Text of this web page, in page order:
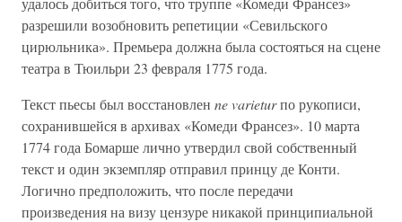
разрешили возобновить репетиции «Севильского
цирюльника». Премьера должна была состояться на сцене
театра в Тюильри 23 февраля 1775 года.
Текст пьесы был восстановлен ne varieturпо рукописи,
сохранившейся в архивах «Комеди Франсез». 10 марта
1774 года Бомарше лично утвердил свой собственный
текст и один экземпляр отправил принцу де Конти.
Логично предположить, что после передачи
произведения на визу цензуре никакой принципиальной